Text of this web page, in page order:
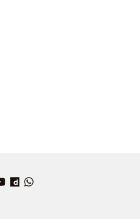
YouTube
Dailymotion